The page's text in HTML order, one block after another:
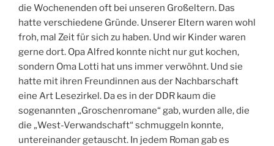
die Wochenenden oft bei unseren Großeltern. Das
hatte verschiedene Gründe. Unserer Eltern waren wohl
froh, mal Zeit für sich zu haben. Und wir Kinder waren
gerne dort. Opa Alfred konnte nicht nur gut kochen,
sondern Oma Lotti hat uns immer verwöhnt. Und sie
hatte mit ihren Freundinnen aus der Nachbarschaft
eine Art Lesezirkel. Da es in der DDR kaum die
sogenannten „Groschenromane“ gab, wurden alle, die
die „West-Verwandschaft“ schmuggeln konnte,
untereinander getauscht. In jedem Roman gab es